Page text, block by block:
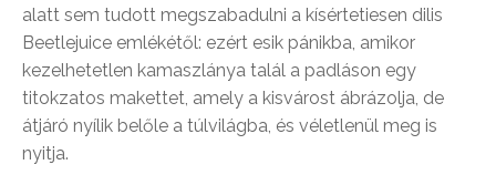
alatt sem tudott megszabadulni a kísértetiesen dilis
Beetlejuice emlékétől: ezért esik pánikba, amikor
kezelhetetlen kamaszlánya talál a padláson egy
titokzatos makettet, amely a kisvárost ábrázolja, de
átjáró nyílik belőle a túlvilágba, és véletlenül meg is
nyitja.